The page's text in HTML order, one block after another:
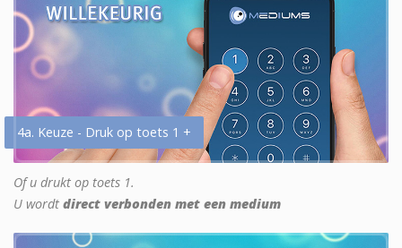
4a. Keuze - Druk op toets 1 +
Of u drukt op toets 1.
U wordt direct verbonden met een medium